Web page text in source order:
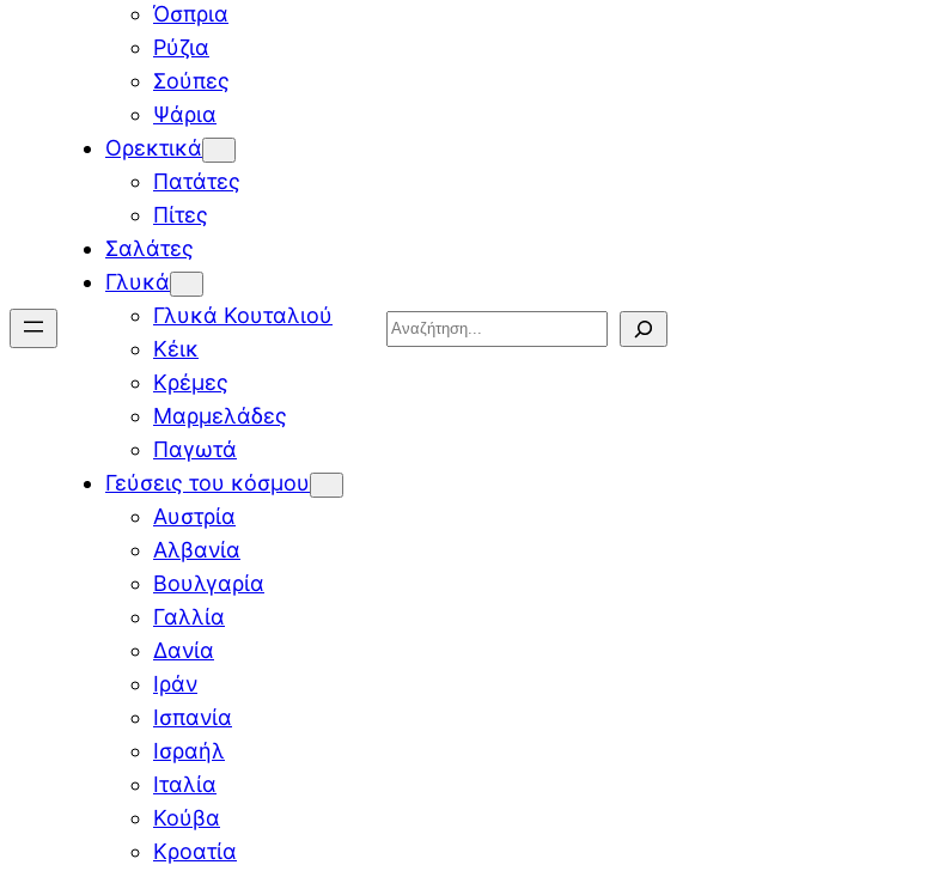
Όσπρια
Ρύζια
Σούπες
Ψάρια
Ορεκτικά
Πατάτες
Πίτες
Σαλάτες
Γλυκά
Γλυκά Κουταλιού
Κέικ
Κρέμες
Μαρμελάδες
Παγωτά
Γεύσεις του κόσμου
Αυστρία
Αλβανία
Βουλγαρία
Γαλλία
Δανία
Ιράν
Ισπανία
Ισραήλ
Ιταλία
Κούβα
Κροατία
Search